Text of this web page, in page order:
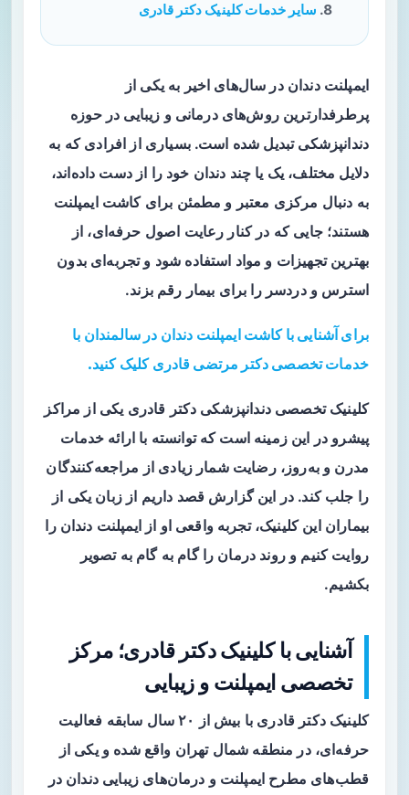
سایر خدمات کلینیک دکتر قادری
ایمپلنت دندان در سال‌های اخیر به یکی از
پرطرفدارترین روش‌های درمانی و زیبایی در حوزه
دندانپزشکی تبدیل شده است. بسیاری از افرادی که به
دلایل مختلف، یک یا چند دندان خود را از دست داده‌اند،
به دنبال مرکزی معتبر و مطمئن برای کاشت ایمپلنت
هستند؛ جایی که در کنار رعایت اصول حرفه‌ای، از
بهترین تجهیزات و مواد استفاده شود و تجربه‌ای بدون
استرس و دردسر را برای بیمار رقم بزند.
برای آشنایی با کاشت ایمپلنت دندان در سالمندان با
خدمات تخصصی دکتر مرتضی قادری کلیک کنید.
کلینیک تخصصی دندانپزشکی دکتر قادری یکی از مراکز
پیشرو در این زمینه است که توانسته با ارائه خدمات
مدرن و به‌روز، رضایت شمار زیادی از مراجعه‌کنندگان
را جلب کند. در این گزارش قصد داریم از زبان یکی از
بیماران این کلینیک، تجربه واقعی او از ایمپلنت دندان را
روایت کنیم و روند درمان را گام به گام به تصویر
بکشیم.
آشنایی با کلینیک دکتر قادری؛ مرکز
تخصصی ایمپلنت و زیبایی
کلینیک دکتر قادری با بیش از ۲۰ سال سابقه فعالیت
حرفه‌ای، در منطقه شمال تهران واقع شده و یکی از
قطب‌های مطرح ایمپلنت و درمان‌های زیبایی دندان در